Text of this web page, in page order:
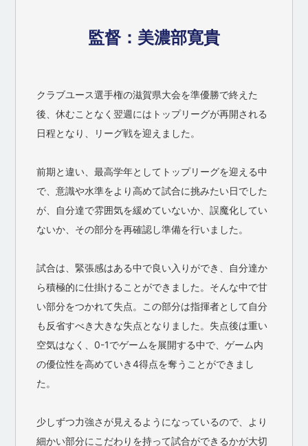
監督：美濃部寛貴
クラブユース選手権の滋賀県大会を準優勝で終えた
後、休むことなく翌週にはトップリーグが再開される
日程となり、リーグ戦を迎えました。
前期と違い、最高学年としてトップリーグを迎える中
で、意識や水準をより高めて試合に挑みたい日でした
が、自分達で雰囲気を緩めていないか、誤魔化してい
ないか、その部分を再確認し準備を行いました。
試合は、緊張感はある中で良い入りができ、自分達か
ら積極的に仕掛けることができました。そんな中で甘
い部分をつかれて失点。この部分は指揮者として自分
も反省すべき大きな失点となりました。失点後は重い
空気はなく、0-1でゲームを展開する中で、ゲーム内
の優位性を高めていき4得点を奪うことができまし
た。
少しずつ力強さが見えるようになっているので、より
細かい部分にこだわりを持って試合ができるかが大切